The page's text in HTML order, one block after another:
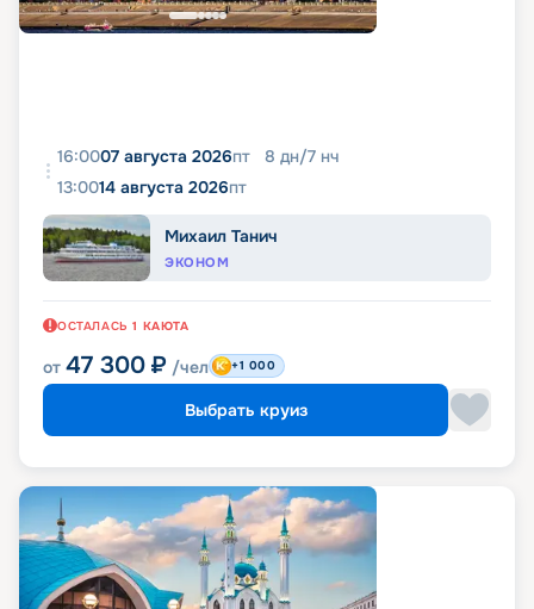
16:0007 августа 2026пт 8 дн/7 нч
13:0014 августа 2026пт
Михаил Танич
ЭКОНОМ
ОСТАЛАСЬ 1 КАЮТА
от 47 300 ₽ /чел +1 000
Выбрать круиз